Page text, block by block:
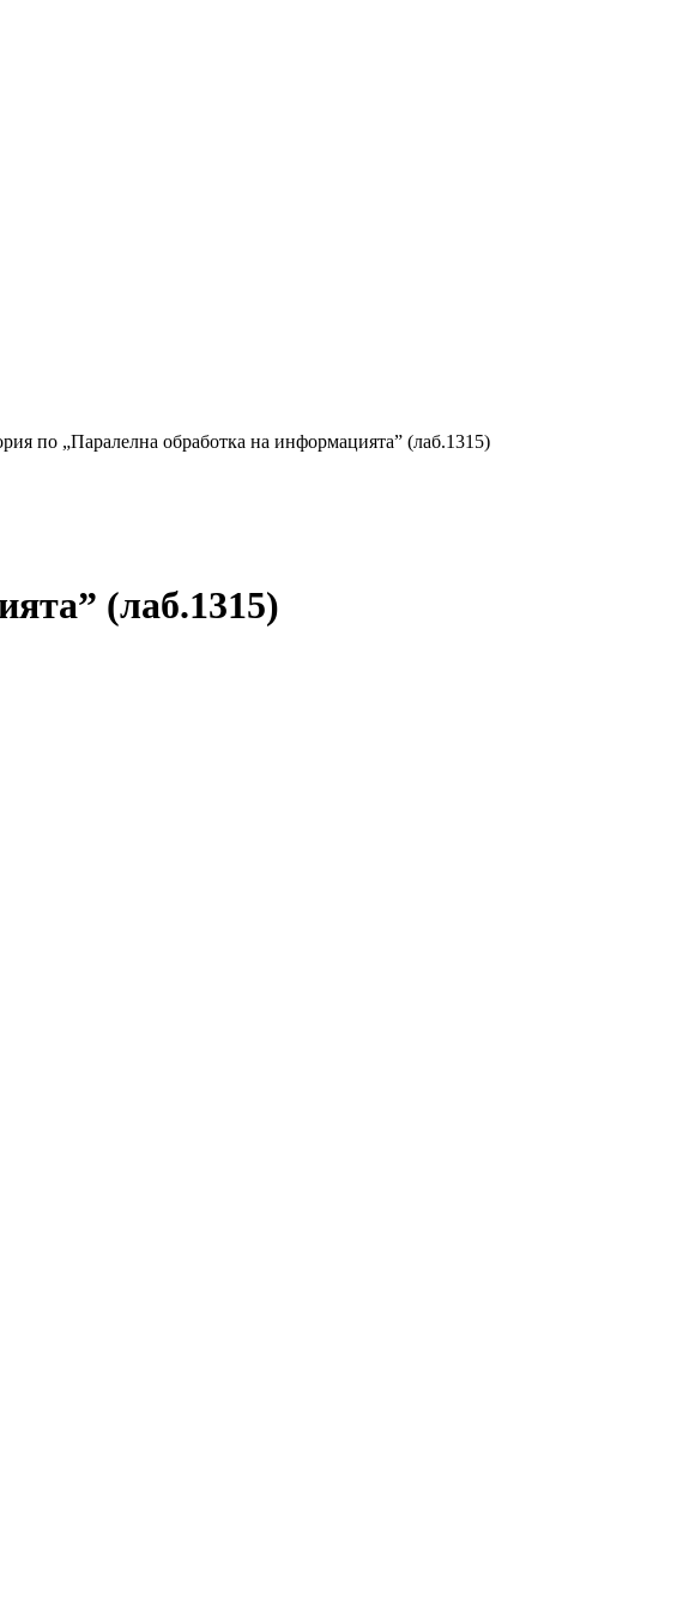
по „Паралелна обработка на информацията” (лаб.1315)
(лаб.1315)